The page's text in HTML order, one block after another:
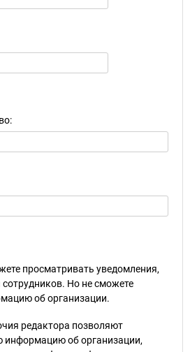
просматривать уведомления,
Но не сможете
об организации.
редактора позволяют
информацию об организации,